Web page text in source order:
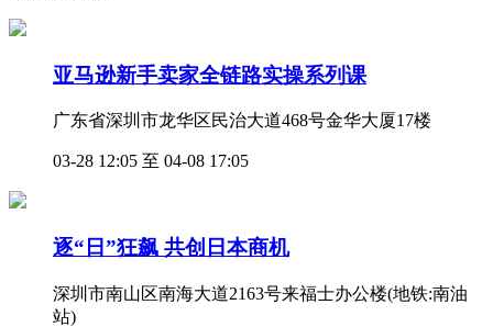
亚马逊新手卖家全链路实操系列课
广东省深圳市龙华区民治大道468号金华大厦17楼
03-28 12:05 至 04-08 17:05
逐“日”狂飙 共创日本商机
深圳市南山区南海大道2163号来福士办公楼(地铁:南油
站)